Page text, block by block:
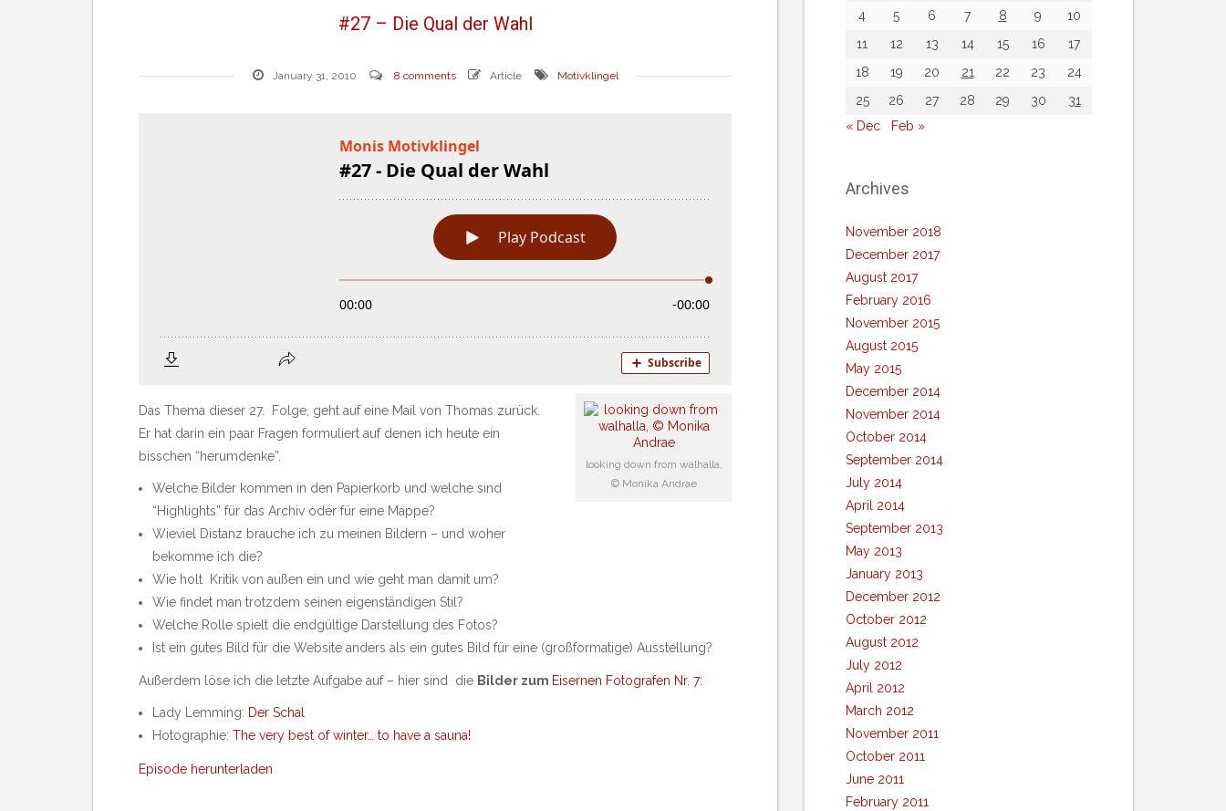
#27 – Die Qual der Wahl
January 31, 2010 8 comments Article Motivklingel
looking down from walhalla,
© Monika Andrae
Das Thema dieser 27. Folge, geht auf eine Mail von Thomas zurück.
Er hat darin ein paar Fragen formuliert auf denen ich heute ein
bisschen “herumdenke”.
Welche Bilder kommen in den Papierkorb und welche sind
“Highlights” für das Archiv oder für eine Mappe?
Wieviel Distanz brauche ich zu meinen Bildern – und woher
bekomme ich die?
Wie holt Kritik von außen ein und wie geht man damit um?
Wie findet man trotzdem seinen eigenständigen Stil?
Welche Rolle spielt die endgültige Darstellung des Fotos?
Ist ein gutes Bild für die Website anders als ein gutes Bild für eine (großformatige) Ausstellung?
Außerdem löse ich die letzte Aufgabe auf – hier sind die Bilder zum Eisernen Fotografen Nr. 7:
Lady Lemming: Der Schal
Hotographie: The very best of winter… to have a sauna!
Episode herunterladen
4
5 6 7 8 9
10
11
12 13 14 15 16
17
18
19 20 21 22 23
24
25
26 27 28 29 30
31
« Dec
Feb »
Archives
November 2018
December 2017
August 2017
February 2016
November 2015
August 2015
May 2015
December 2014
November 2014
October 2014
September 2014
July 2014
April 2014
September 2013
May 2013
January 2013
December 2012
October 2012
August 2012
July 2012
April 2012
March 2012
November 2011
October 2011
June 2011
February 2011